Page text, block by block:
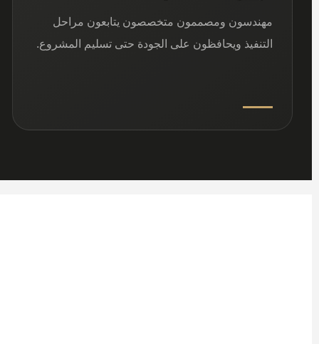
مهندسون ومصممون متخصصون يتابعون مراحل
التنفيذ ويحافظون على الجودة حتى تسليم المشروع.